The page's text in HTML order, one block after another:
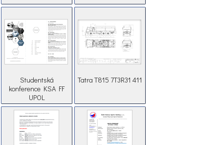
Studentská
konference KSA FF
UPOL
Tatra T815 7T3R31 411